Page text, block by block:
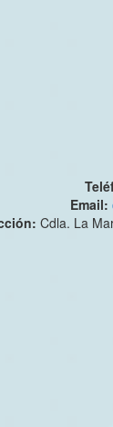
Email:
Cdla. La